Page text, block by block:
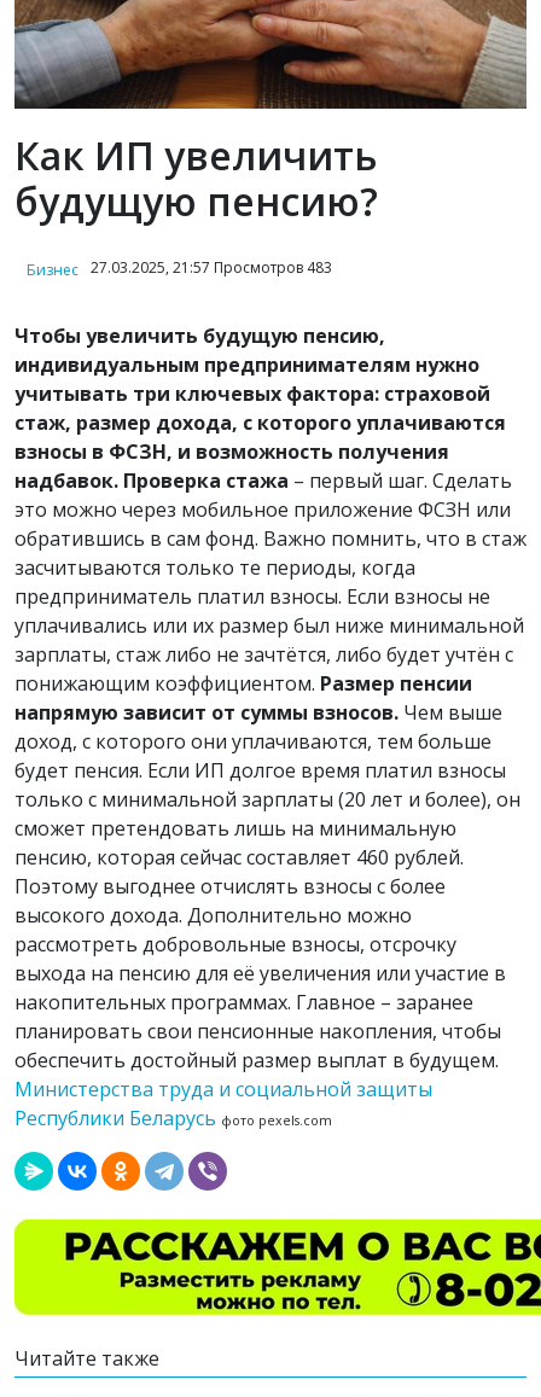
Как ИП увеличить
будущую пенсию?
Бизнес 27.03.2025, 21:57 Просмотров 483
Чтобы увеличить будущую пенсию,
индивидуальным предпринимателям нужно
учитывать три ключевых фактора: страховой
стаж, размер дохода, с которого уплачиваются
взносы в ФСЗН, и возможность получения
надбавок. Проверка стажа – первый шаг. Сделать
это можно через мобильное приложение ФСЗН или
обратившись в сам фонд. Важно помнить, что в стаж
засчитываются только те периоды, когда
предприниматель платил взносы. Если взносы не
уплачивались или их размер был ниже минимальной
зарплаты, стаж либо не зачтётся, либо будет учтён с
понижающим коэффициентом. Размер пенсии
напрямую зависит от суммы взносов. Чем выше
доход, с которого они уплачиваются, тем больше
будет пенсия. Если ИП долгое время платил взносы
только с минимальной зарплаты (20 лет и более), он
сможет претендовать лишь на минимальную
пенсию, которая сейчас составляет 460 рублей.
Поэтому выгоднее отчислять взносы с более
высокого дохода. Дополнительно можно
рассмотреть добровольные взносы, отсрочку
выхода на пенсию для её увеличения или участие в
накопительных программах. Главное – заранее
планировать свои пенсионные накопления, чтобы
обеспечить достойный размер выплат в будущем.
Министерства труда и социальной защиты
Республики Беларусь фото pexels.com
Читайте также